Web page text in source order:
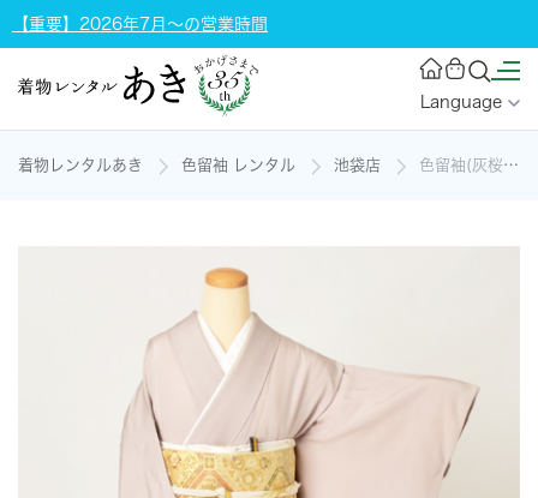
【重要】2026年7月～の営業時間
Language
着物レンタルあき 色留袖 レンタル 池袋店 色留袖(灰桜地・金彩をあしらった花々)の着物レンタル